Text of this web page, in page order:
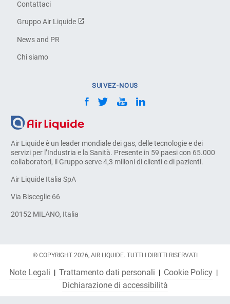
Air Liquide è un leader mondiale dei gas, delle tecnologie e dei
servizi per l’Industria e la Sanità. Presente in 59 paesi con 65.000
collaboratori, il Gruppo serve 4,3 milioni di clienti e di pazienti.
Air Liquide Italia SpA
Via Bisceglie 66
20152 MILANO, Italia
Contattaci
Gruppo Air Liquide
News and PR
Chi siamo
SUIVEZ-NOUS
© COPYRIGHT 2026, AIR LIQUIDE. TUTTI I DIRITTI RISERVATI
Note Legali Trattamento dati personali
Cookie Policy
Dichiarazione di accessibilità